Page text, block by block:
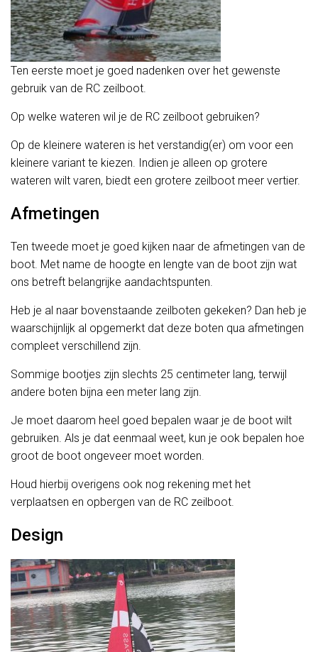
Ten eerste moet je goed nadenken over het gewenste
gebruik van de RC zeilboot.
Op welke wateren wil je de RC zeilboot gebruiken?
Op de kleinere wateren is het verstandig(er) om voor een
kleinere variant te kiezen. Indien je alleen op grotere
wateren wilt varen, biedt een grotere zeilboot meer vertier.
Afmetingen
Ten tweede moet je goed kijken naar de afmetingen van de
boot. Met name de hoogte en lengte van de boot zijn wat
ons betreft belangrijke aandachtspunten.
Heb je al naar bovenstaande zeilboten gekeken? Dan heb je
waarschijnlijk al opgemerkt dat deze boten qua afmetingen
compleet verschillend zijn.
Sommige bootjes zijn slechts 25 centimeter lang, terwijl
andere boten bijna een meter lang zijn.
Je moet daarom heel goed bepalen waar je de boot wilt
gebruiken. Als je dat eenmaal weet, kun je ook bepalen hoe
groot de boot ongeveer moet worden.
Houd hierbij overigens ook nog rekening met het
verplaatsen en opbergen van de RC zeilboot.
Design